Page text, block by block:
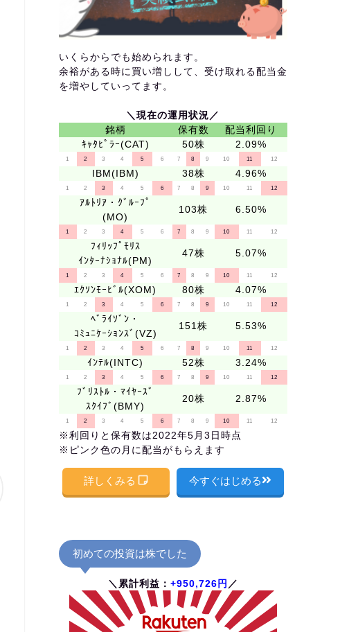
いくらからでも始められます。
余裕がある時に買い増しして、受け取れる配当金
を増やしていってます。
＼現在の運用状況／
銘柄
保有数
配当利回り
ｷｬﾀﾋﾟﾗｰ(CAT)
50株 2.09%
1 2 3 4 5 6 7 8 9 10 11 12
IBM(IBM) 38株 4.96%
1 2 3 4 5 6 7 8 9 10 11 12
ｱﾙﾄﾘｱ・ｸﾞﾙｰﾌﾟ
(MO)
103株 6.50%
1 2 3 4 5 6 7 8 9 10 11 12
ﾌｨﾘｯﾌﾟﾓﾘｽ
ｲﾝﾀｰﾅｼｮﾅﾙ(PM)
47株 5.07%
1 2 3 4 5 6 7 8 9 10 11 12
ｴｸｿﾝﾓｰﾋﾞﾙ(XOM) 80株 4.07%
1 2 3 4 5 6 7 8 9 10 11 12
ﾍﾞﾗｲｿﾞﾝ・
ｺﾐｭﾆｹｰｼｮﾝｽﾞ(VZ)
151株 5.53%
1 2 3 4 5 6 7 8 9 10 11 12
ｲﾝﾃﾙ(INTC) 52株 3.24%
1 2 3 4 5 6 7 8 9 10 11 12
ﾌﾞﾘｽﾄﾙ・ﾏｲﾔｰｽﾞ
ｽｸｲﾌﾞ(BMY)
20株 2.87%
1 2 3 4 5 6 7 8 9 10 11 12
※利回りと保有数は2022年5月3日時点
※ピンク色の月に配当がもらえます
詳しくみる 今すぐはじめる
初めての投資は株でした
＼累計利益： +950,726円 ／